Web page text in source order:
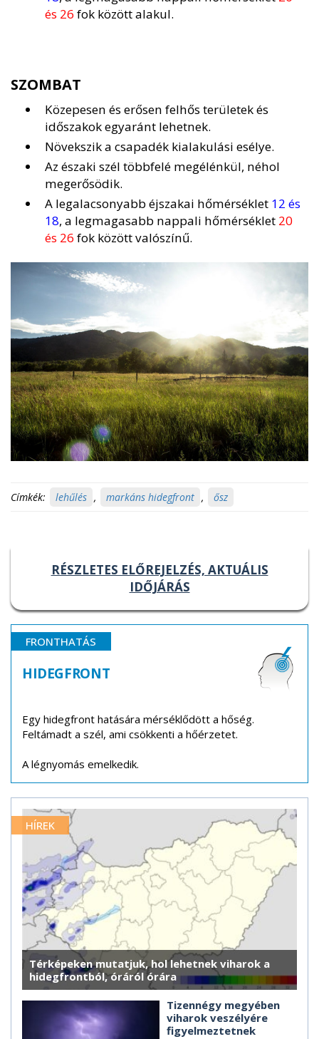
és 26 fok között alakul.
SZOMBAT
Közepesen és erősen felhős területek és
időszakok egyaránt lehetnek.
Növekszik a csapadék kialakulási esélye.
Az északi szél többfelé megélénkül, néhol
megerősödik.
A legalacsonyabb éjszakai hőmérséklet 12 és
18, a legmagasabb nappali hőmérséklet 20
és 26 fok között valószínű.
Címkék: lehűlés , markáns hidegfront , ősz
RÉSZLETES ELŐREJELZÉS, AKTUÁLIS
IDŐJÁRÁS
FRONTHATÁS
HIDEGFRONT
Egy hidegfront hatására mérséklődött a hőség.
Feltámadt a szél, ami csökkenti a hőérzetet.
A légnyomás emelkedik.
HÍREK
Térképeken mutatjuk, hol lehetnek viharok a
hidegfrontból, óráról órára
Tizennégy megyében
viharok veszélyére
figyelmeztetnek